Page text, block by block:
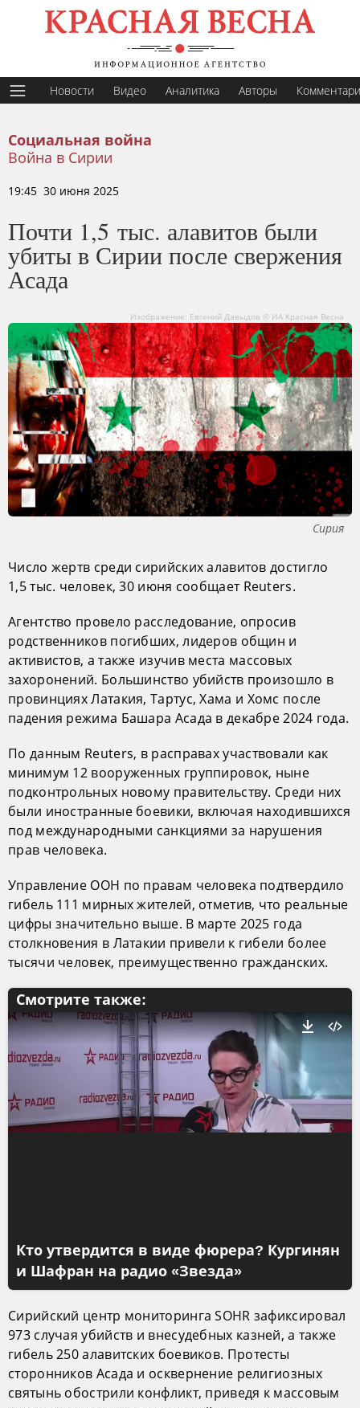
Новости Видео Аналитика Авторы
Социальная война
Война в Сирии
19:45 30 июня 2025
Почти 1,5 тыс. алавитов были
убиты в Сирии после свержения
Асада
Изображение: Евгений Давыдов © ИА Красная Весна
Сирия
Число жертв среди сирийских алавитов достигло
1,5 тыс. человек, 30 июня сообщает Reuters.
Агентство провело расследование, опросив
родственников погибших, лидеров общин и
активистов, а также изучив места массовых
захоронений. Большинство убийств произошло в
провинциях Латакия, Тартус, Хама и Хомс после
падения режима Башара Асада в декабре 2024 года.
По данным Reuters, в расправах участвовали как
минимум 12 вооруженных группировок, ныне
подконтрольных новому правительству. Среди них
были иностранные боевики, включая находившихся
под международными санкциями за нарушения
прав человека.
Управление ООН по правам человека подтвердило
гибель 111 мирных жителей, отметив, что реальные
цифры значительно выше. В марте 2025 года
столкновения в Латакии привели к гибели более
тысячи человек, преимущественно гражданских.
Смотрите также:
Кто утвердится в виде фюрера? Кургинян
и Шафран на радио «Звезда»
Сирийский центр мониторинга SOHR зафиксировал
973 случая убийств и внесудебных казней, а также
гибель 250 алавитских боевиков. Протесты
сторонников Асада и осквернение религиозных
святынь обострили конфликт, приведя к массовым